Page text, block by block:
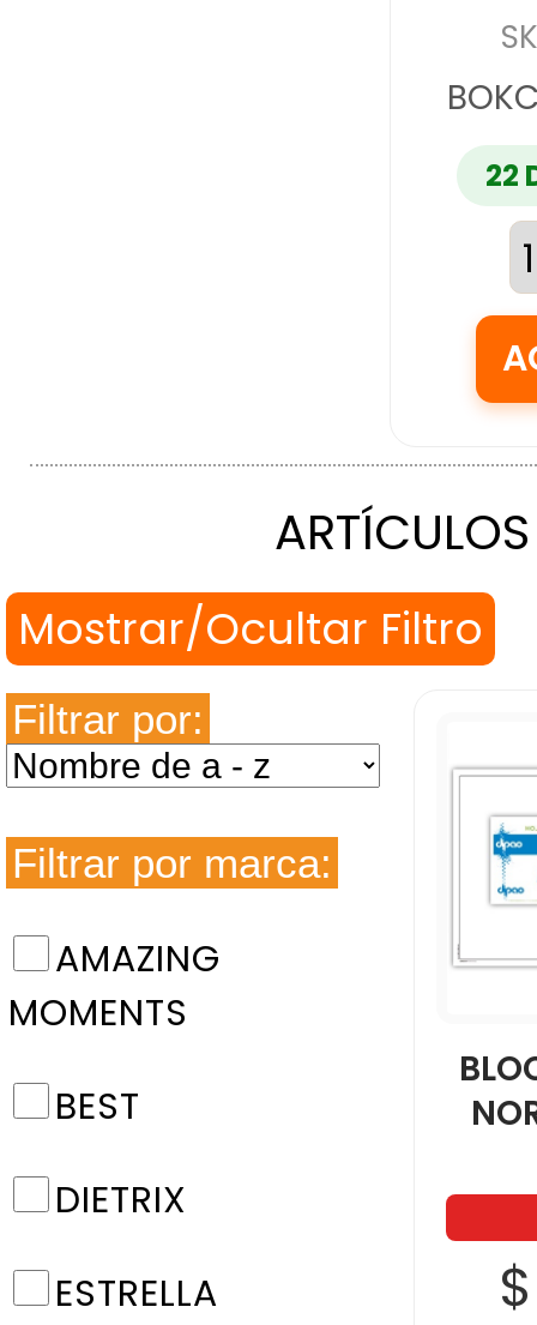
22
Filtrar por:
Filtrar por marca:
AMAZING
MOMENTS
BEST
DIETRIX
ESTRELLA